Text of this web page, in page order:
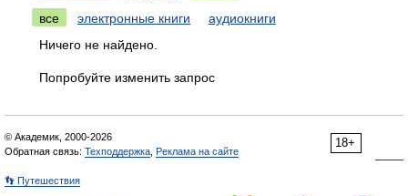
все
электронные книги
аудиокниги
Ничего не найдено.
Попробуйте изменить запрос
18+
© Академик, 2000-2026
Обратная связь: Техподдержка Реклама на сайте
👣 Путешествия